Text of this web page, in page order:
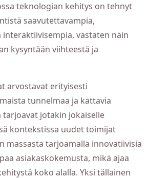
teknologian kehitys on tehnyt
saavutettavampia,
vastaten näin
kysyntään viihteestä ja
arvostavat erityisesti
tunnelmaa ja kattavia
tarjoavat jotakin jokaiselle
kontekstissa uudet toimijat
massasta tarjoamalla innovatiivisia
asiakaskokemusta, mikä ajaa
koko alalla. Yksi tällainen